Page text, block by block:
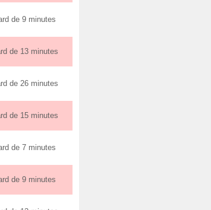
de 9 minutes
de 13 minutes
de 26 minutes
de 15 minutes
de 7 minutes
de 9 minutes